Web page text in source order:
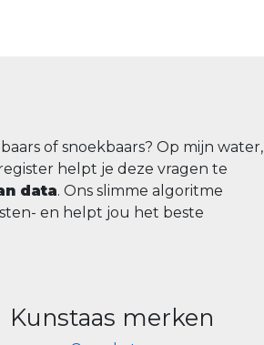
of snoekbaars? Op mijn water,
helpt je deze vragen te
data. Ons slimme algoritme
en helpt jou het beste
Kunstaas merken